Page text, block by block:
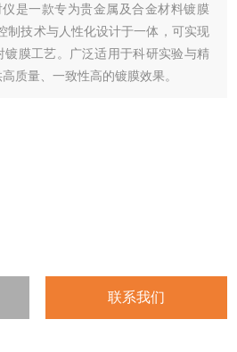
是一款专为贵金属及合金材料镀膜
制技术与人性化设计于一体，可实现
镀膜工艺。广泛适用于科研实验与精
质量、一致性高的镀膜效果。
联系我们